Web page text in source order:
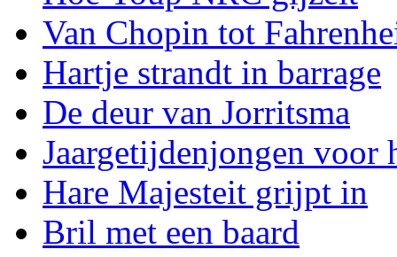
Van Chopin tot
Hartje strandt in barrage
De deur van Jorritsma
Jaargetijdenjongen voor
Hare Majesteit grijpt in
Bril met een baard